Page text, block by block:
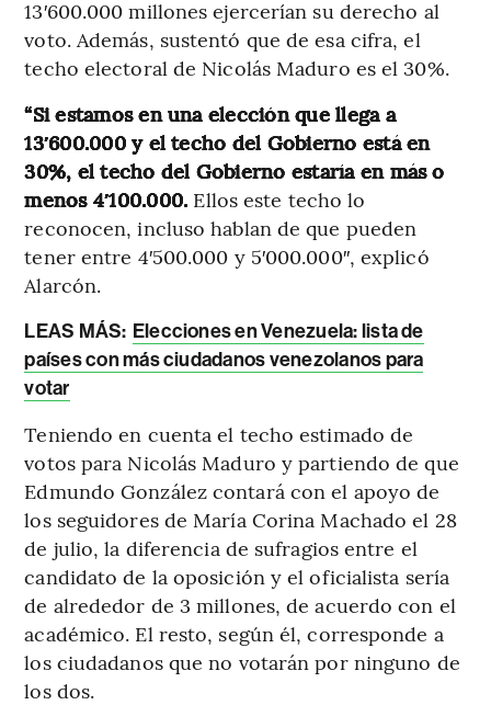
13′600.000 millones ejercerían su derecho al
voto. Además, sustentó que de esa cifra, el
techo electoral de Nicolás Maduro es el 30%.
“Si estamos en una elección que llega a
13′600.000 y el techo del Gobierno está en
30%, el techo del Gobierno estaría en más o
menos 4′100.000. Ellos este techo lo
reconocen, incluso hablan de que pueden
tener entre 4′500.000 y 5′000.000″, explicó
Alarcón.
LEAS MÁS: Elecciones en Venezuela: lista de
países con más ciudadanos venezolanos para
votar
Teniendo en cuenta el techo estimado de
votos para Nicolás Maduro y partiendo de que
Edmundo González contará con el apoyo de
los seguidores de María Corina Machado el 28
de julio, la diferencia de sufragios entre el
candidato de la oposición y el oficialista sería
de alrededor de 3 millones, de acuerdo con el
académico. El resto, según él, corresponde a
los ciudadanos que no votarán por ninguno de
los dos.